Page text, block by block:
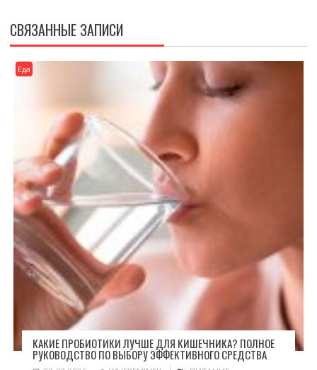
СВЯЗАННЫЕ ЗАПИСИ
Еда
КАКИЕ ПРОБИОТИКИ ЛУЧШЕ ДЛЯ КИШЕЧНИКА? ПОЛНОЕ
РУКОВОДСТВО ПО ВЫБОРУ ЭФФЕКТИВНОГО СРЕДСТВА